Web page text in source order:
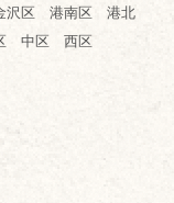
区 港南区 港北
中区 西区